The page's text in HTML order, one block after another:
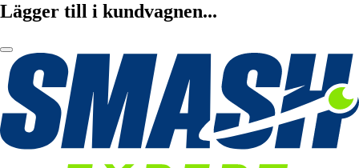
Lägger till i kundvagnen...